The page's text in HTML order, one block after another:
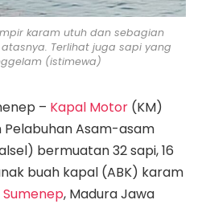
karam utuh dan sebagian
Terlihat juga sapi yang
(istimewa)
– Kapal Motor (KM)
Asam-asam
bermuatan 32 sapi, 16
buah kapal (ABK) karam
, Madura Jawa